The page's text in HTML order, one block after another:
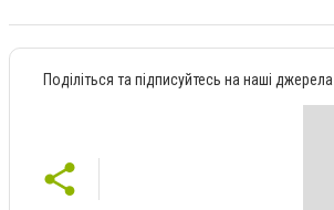
Поділіться та підписуйтесь на наші джерела